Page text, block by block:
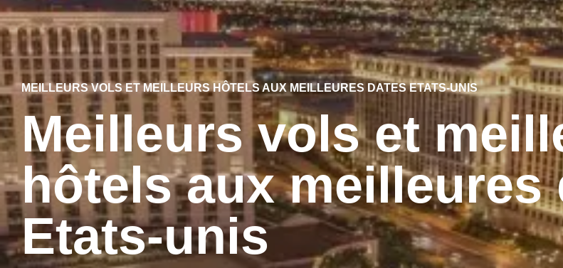
MEILLEURS VOLS ET MEILLEURS HÔTELS AUX MEILLEURES DATES ETATS-UNIS
Meilleurs vols et
hôtels aux meilleures
Etats-unis